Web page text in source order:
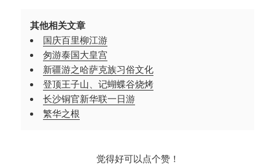
其他相关文章
国庆百里柳江游
匆游泰国大皇宫
新疆游之哈萨克族习俗文化
登顶王子山、记蝴蝶谷烧烤
长沙铜官新华联一日游
繁华之根
觉得好可以点个赞！